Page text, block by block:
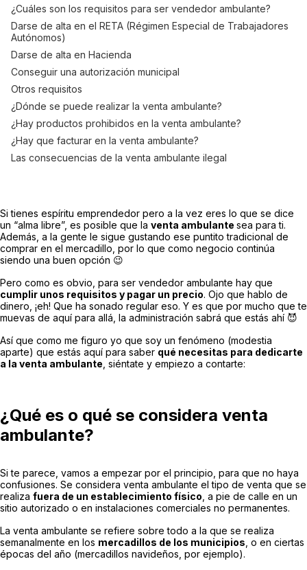
¿Cuáles son los requisitos para ser vendedor ambulante?
Darse de alta en el RETA (Régimen Especial de Trabajadores
Autónomos)
Darse de alta en Hacienda
Conseguir una autorización municipal
Otros requisitos
¿Dónde se puede realizar la venta ambulante?
¿Hay productos prohibidos en la venta ambulante?
¿Hay que facturar en la venta ambulante?
Las consecuencias de la venta ambulante ilegal
Si tienes espíritu emprendedor pero a la vez eres lo que se dice
un “alma libre”, es posible que la venta ambulante sea para ti.
Además, a la gente le sigue gustando ese puntito tradicional de
comprar en el mercadillo, por lo que como negocio continúa
siendo una buen opción 😉
Pero como es obvio, para ser vendedor ambulante hay que
cumplir unos requisitos y pagar un precio. Ojo que hablo de
dinero, ¡eh! Que ha sonado regular eso. Y es que por mucho que te
muevas de aquí para allá, la administración sabrá que estás ahí 😈
Así que como me figuro yo que soy un fenómeno (modestia
aparte) que estás aquí para saber qué necesitas para dedicarte
a la venta ambulante , siéntate y empiezo a contarte:
¿Qué es o qué se considera venta
ambulante?
Si te parece, vamos a empezar por el principio, para que no haya
confusiones. Se considera venta ambulante el tipo de venta que se
realiza fuera de un establecimiento físico , a pie de calle en un
sitio autorizado o en instalaciones comerciales no permanentes.
La venta ambulante se refiere sobre todo a la que se realiza
semanalmente en los mercadillos de los municipios , o en ciertas
épocas del año (mercadillos navideños, por ejemplo).